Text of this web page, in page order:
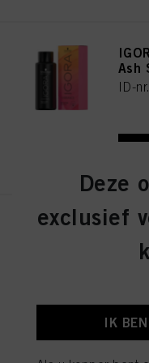
Ash
ID-
ID-
Deze
exclusief
IK